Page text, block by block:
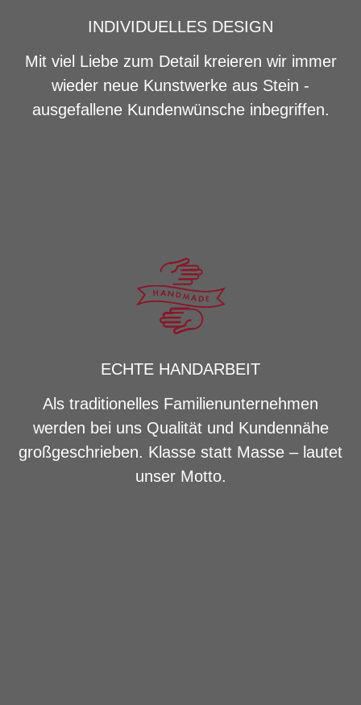
INDIVIDUELLES DESIGN
Mit viel Liebe zum Detail kreieren wir immer
wieder neue Kunstwerke aus Stein -
ausgefallene Kundenwünsche inbegriffen.
ECHTE HANDARBEIT
Als traditionelles Familienunternehmen
werden bei uns Qualität und Kundennähe
großgeschrieben. Klasse statt Masse – lautet
unser Motto.